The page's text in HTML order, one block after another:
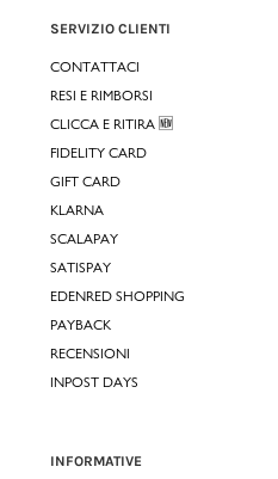
SERVIZIO CLIENTI
CONTATTACI
RESI E RIMBORSI
CLICCA E RITIRA 🆕
FIDELITY CARD
GIFT CARD
KLARNA
SCALAPAY
SATISPAY
EDENRED SHOPPING
PAYBACK
RECENSIONI
INPOST DAYS
INFORMATIVE